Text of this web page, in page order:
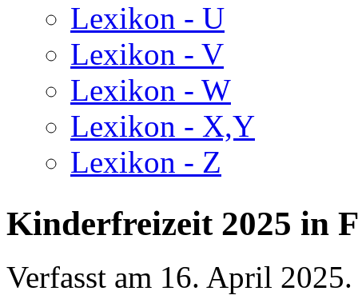
Lexikon - U
Lexikon - V
Lexikon - W
Lexikon - X,Y
Lexikon - Z
Kinderfreizeit 2025 in
Verfasst am 16. April 2025.